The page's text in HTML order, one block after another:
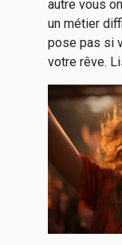
autre vous
un métier
pose pas si
votre rêve.